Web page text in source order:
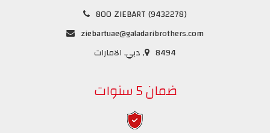
800 ZIEBART (9432278)
ziebartuae@galadaribrothers.com
8494, دبي, الامارات
ضمان 5 سنوات